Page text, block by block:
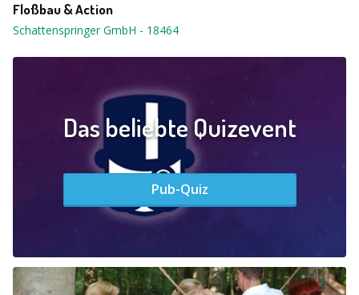
Floßbau & Action
Schattenspringer GmbH - 18464
Das beliebte Quizevent
Pub-Quiz